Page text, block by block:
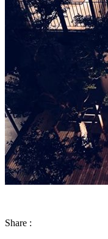
Share :